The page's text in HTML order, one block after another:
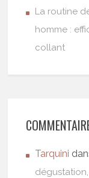
La routine
homme :
collant
Tarquini